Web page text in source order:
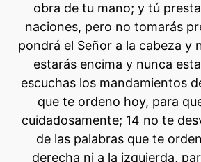
obra de tu mano; y tú
naciones, pero no tomarás
pondrá el Señor a la cabeza y
estarás encima y nunca
escuchas los mandamientos
que te ordeno hoy, para
cuidadosamente; 14 no te
de las palabras que te
derecha ni a la izquierda,